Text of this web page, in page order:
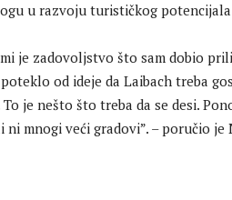
u razvoju turističkog potencijala
je zadovoljstvo što sam dobio
od ideje da Laibach treba
To je nešto što treba da se desi.
mnogi veći gradovi”. – poručio je